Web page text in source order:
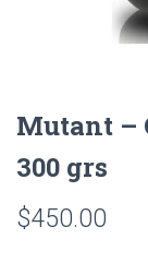
Mutant –
300 grs
$450.00